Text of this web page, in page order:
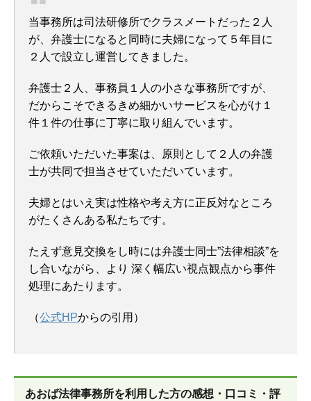
当事務所は司法研修所でクラスメートだった２人
が、弁護士になると同時に夫婦になって５年目に
２人で設立し運営してきました。
弁護士２人、事務員１人の小さな事務所ですが、
だからこそできるきめ細かいサービスを心がけ１
件１件の仕事に丁寧に取り組んでいます。
ご依頼いただいた事案は、原則として２人の弁護
士が共同で担当させていただいています。
夫婦とはいえ実は性格や考え方に正反対なところ
がたくさんある私たちです。
たえず意見交換をし時には弁護士同士”法律相談”を
し合いながら、より 深く幅広い視点観点から事件
処理にあたります。
（公式HPからの引用）
あおば法律事務所を利用した方の感想・口コミ・評